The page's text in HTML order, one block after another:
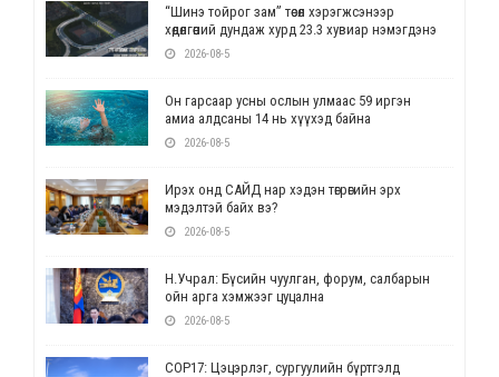
“Шинэ тойрог зам” төсөл хэрэгжсэнээр
хөдөлгөөний дундаж хурд 23.3 хувиар нэмэгдэнэ
2026-08-5
Он гарсаар усны ослын улмаас 59 иргэн
амиа алдсаны 14 нь хүүхэд байна
2026-08-5
Ирэх онд САЙД нар хэдэн төгрөгийн эрх
мэдэлтэй байх вэ?
2026-08-5
Н.Учрал: Бүсийн чуулган, форум, салбарын
ойн арга хэмжээг цуцална
2026-08-5
СОР17: Цэцэрлэг, сургуулийн бүртгэлд